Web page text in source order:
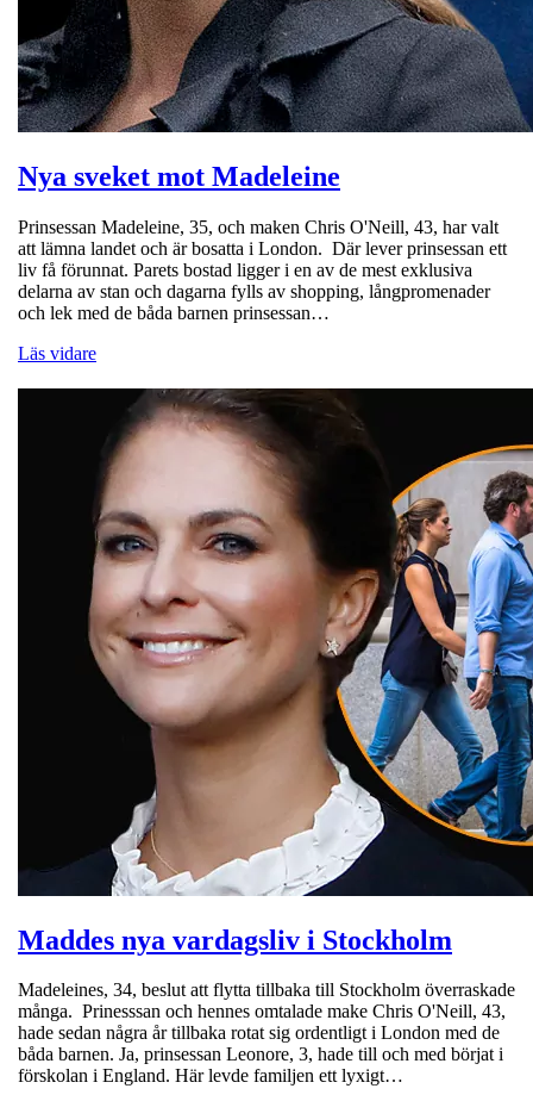
Nya sveket mot Madeleine
Prinsessan Madeleine, 35, och maken Chris O'Neill, 43, har valt
att lämna landet och är bosatta i London. Där lever prinsessan ett
liv få förunnat. Parets bostad ligger i en av de mest exklusiva
delarna av stan och dagarna fylls av shopping, långpromenader
och lek med de båda barnen prinsessan…
Läs vidare
Maddes nya vardagsliv i Stockholm
Madeleines, 34, beslut att flytta tillbaka till Stockholm överraskade
många. Prinesssan och hennes omtalade make Chris O'Neill, 43,
hade sedan några år tillbaka rotat sig ordentligt i London med de
båda barnen. Ja, prinsessan Leonore, 3, hade till och med börjat i
förskolan i England. Här levde familjen ett lyxigt…